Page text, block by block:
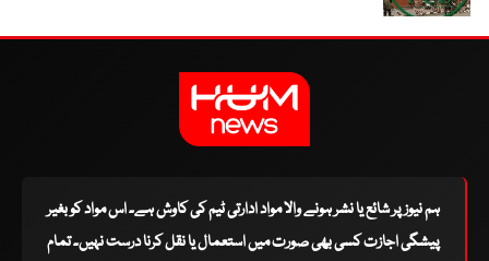
ہم نیوز پر شائع یا نشر ہونے والا مواد ادارتی ٹیم کی کاوش ہے۔ اس مواد کو بغیر
پیشگی اجازت کسی بھی صورت میں استعمال یا نقل کرنا درست نہیں۔ تمام